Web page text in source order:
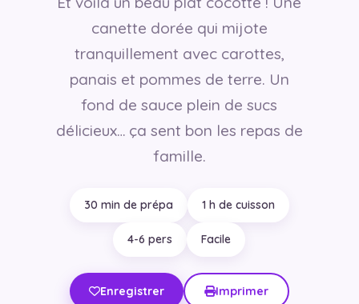
canette dorée qui mijote
tranquillement avec carottes,
panais et pommes de terre. Un
fond de sauce plein de sucs
délicieux… ça sent bon les repas de
famille.
30 min de prépa 1 h de cuisson
4-6 pers Facile
Enregistrer Imprimer